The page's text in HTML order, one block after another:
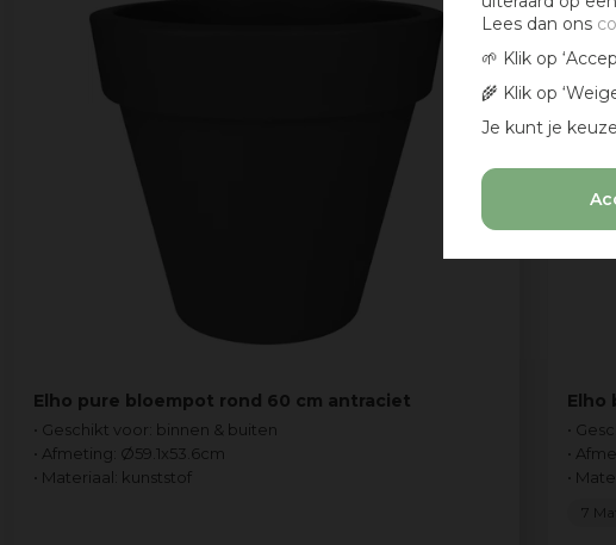
Lees dan ons
🌱 Klik op
🌾 Klik op
Je kunt je
Elho pure bloempot rond 60 cm antraciet
• Geschikt voor: binnen & buiten
• Afmeting: Ø59.1x53.6cm
• Materiaal: kunststof
Elho
•
•
•
7